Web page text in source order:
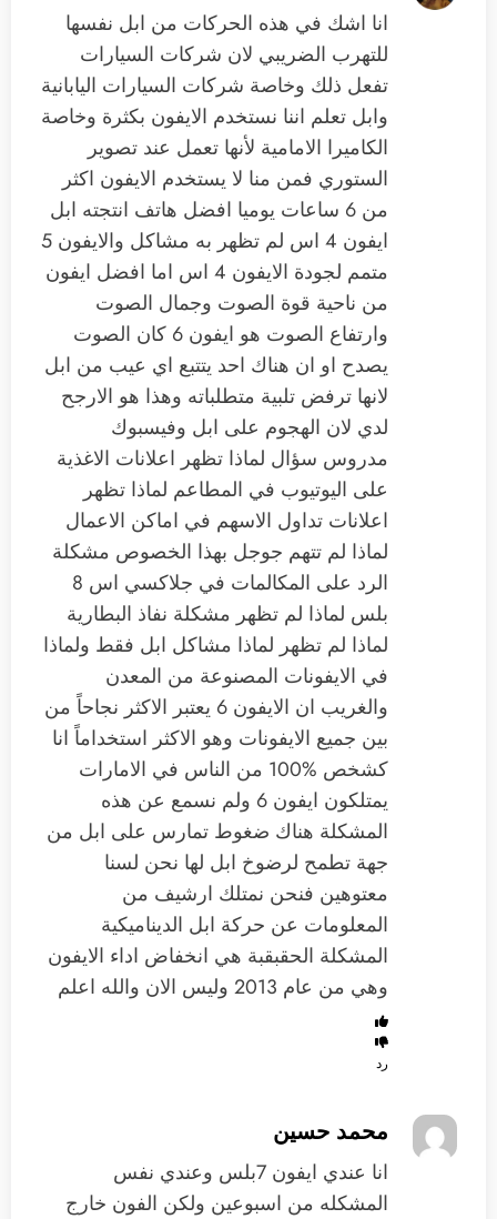
انا اشك في هذه الحركات من ابل نفسها
للتهرب الضريبي لان شركات السيارات
تفعل ذلك وخاصة شركات السيارات اليابانية
وابل تعلم اننا نستخدم الايفون بكثرة وخاصة
الكاميرا الامامية لأنها تعمل عند تصوير
الستوري فمن منا لا يستخدم الايفون اكثر
من 6 ساعات يوميا افضل هاتف انتجته ابل
ايفون 4 اس لم تظهر به مشاكل والايفون 5
متمم لجودة الايفون 4 اس اما افضل ايفون
من ناحية قوة الصوت وجمال الصوت
وارتفاع الصوت هو ايفون 6 كان الصوت
يصدح او ان هناك احد يتتبع اي عيب من ابل
لانها ترفض تلبية متطلباته وهذا هو الارجح
لدي لان الهجوم على ابل وفيسبوك
مدروس سؤال لماذا تظهر اعلانات الاغذية
على اليوتيوب في المطاعم لماذا تظهر
اعلانات تداول الاسهم في اماكن الاعمال
لماذا لم تتهم جوجل بهذا الخصوص مشكلة
الرد على المكالمات في جلاكسي اس 8
بلس لماذا لم تظهر مشكلة نفاذ البطارية
لماذا لم تظهر لماذا مشاكل ابل فقط ولماذا
في الايفونات المصنوعة من المعدن
والغريب ان الايفون 6 يعتبر الاكثر نجاحاً من
بين جميع الايفونات وهو الاكثر استخداماً انا
كشخص 100‎%‎ من الناس في الامارات
يمتلكون ايفون 6 ولم نسمع عن هذه
المشكلة هناك ضغوط تمارس على ابل من
جهة تطمح لرضوخ ابل لها نحن لسنا
معتوهين فنحن نمتلك ارشيف من
المعلومات عن حركة ابل الديناميكية
المشكلة الحقبقبة هي انخفاض اداء الايفون
وهي من عام 2013 وليس الان والله اعلم
رد
محمد حسين
انا عندي ايفون 7بلس وعندي نفس
المشكله من اسبوعين ولكن الفون خارج